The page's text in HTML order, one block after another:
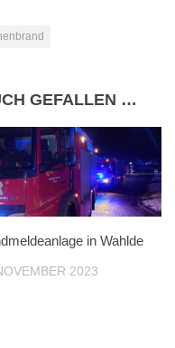
GEFALLEN …
in Wahlde
2023